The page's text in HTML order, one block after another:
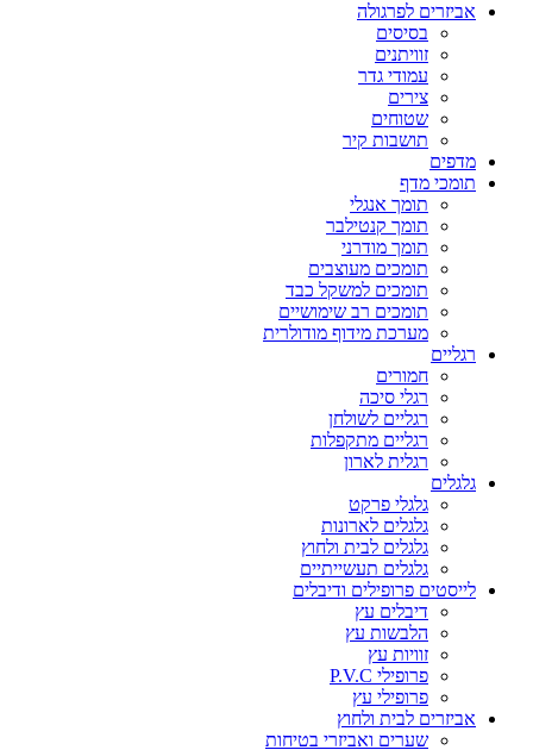
אביזרים לפרגולה
בסיסים
זוויתנים
עמודי גדר
צירים
שטוחים
תושבות קיר
מדפים
תומכי מדף
תומך אנגלי
תומך קנטילבר
תומך מודרני
תומכים מעוצבים
תומכים למשקל כבד
תומכים רב שימושיים
מערכת מידוף מודולרית
רגליים
חמורים
רגלי סיכה
רגליים לשולחן
רגליים מתקפלות
רגלית לארון
גלגלים
גלגלי פרקט
גלגלים לארונות
גלגלים לבית ולחוץ
גלגלים תעשייתיים
לייסטים פרופילים ודיבלים
דיבלים עץ
הלבשות עץ
זוויות עץ
פרופילי P.V.C
פרופילי עץ
אביזרים לבית ולחוץ
שערים ואביזרי בטיחות